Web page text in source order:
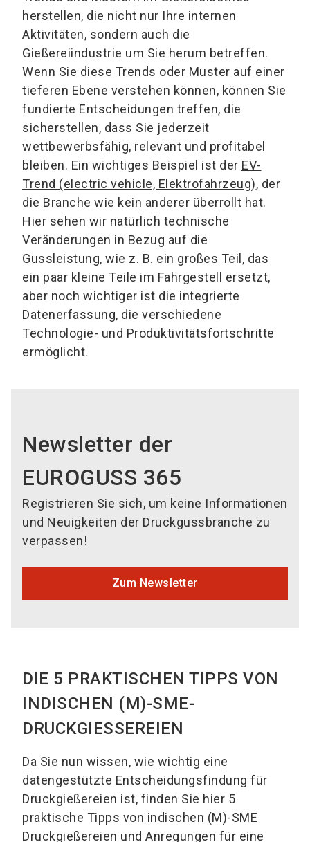
herstellen, die nicht nur Ihre internen
Aktivitäten, sondern auch die
Gießereiindustrie um Sie herum betreffen.
Wenn Sie diese Trends oder Muster auf einer
tieferen Ebene verstehen können, können Sie
fundierte Entscheidungen treffen, die
sicherstellen, dass Sie jederzeit
wettbewerbsfähig, relevant und profitabel
bleiben. Ein wichtiges Beispiel ist der EV-
Trend (electric vehicle, Elektrofahrzeug), der
die Branche wie kein anderer überrollt hat.
Hier sehen wir natürlich technische
Veränderungen in Bezug auf die
Gussleistung, wie z. B. ein großes Teil, das
ein paar kleine Teile im Fahrgestell ersetzt,
aber noch wichtiger ist die integrierte
Datenerfassung, die verschiedene
Technologie- und Produktivitätsfortschritte
ermöglicht.
Newsletter der
EUROGUSS 365
Registrieren Sie sich, um keine Informationen
und Neuigkeiten der Druckgussbranche zu
verpassen!
Zum Newsletter
DIE 5 PRAKTISCHEN TIPPS VON
INDISCHEN (M)-SME-
DRUCKGIESSEREIEN
Da Sie nun wissen, wie wichtig eine
datengestützte Entscheidungsfindung für
Druckgießereien ist, finden Sie hier 5
praktische Tipps von indischen (M)-SME
Druckgießereien und Anregungen für eine